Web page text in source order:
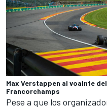
Max Verstappen al voalnte
Francorchamps
Pese a que los